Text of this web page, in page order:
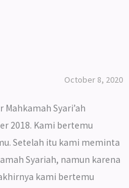
October 8, 2020
Syari’ah
2018. Kami bertemu
Setelah itu kami meminta
Syariah, namun karena
kami bertemu